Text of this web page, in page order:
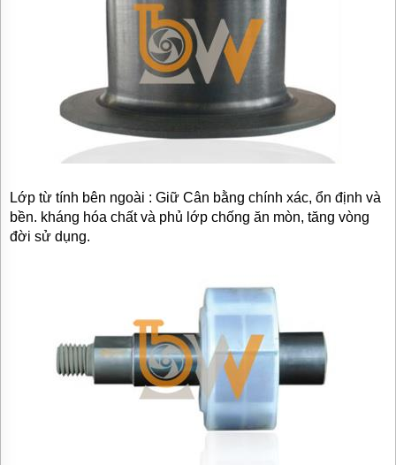
Lớp từ tính bên ngoài : Giữ Cân bằng chính xác, ổn định và
bền. kháng hóa chất và phủ lớp chống ăn mòn, tăng vòng
đời sử dụng.